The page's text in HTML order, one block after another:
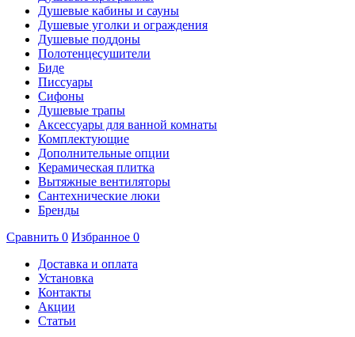
Душевые кабины и сауны
Душевые уголки и ограждения
Душевые поддоны
Полотенцесушители
Биде
Писсуары
Сифоны
Душевые трапы
Аксессуары для ванной комнаты
Комплектующие
Дополнительные опции
Керамическая плитка
Вытяжные вентиляторы
Сантехнические люки
Бренды
Сравнить 0 Избранное 0
Доставка и оплата
Установка
Контакты
Акции
Статьи